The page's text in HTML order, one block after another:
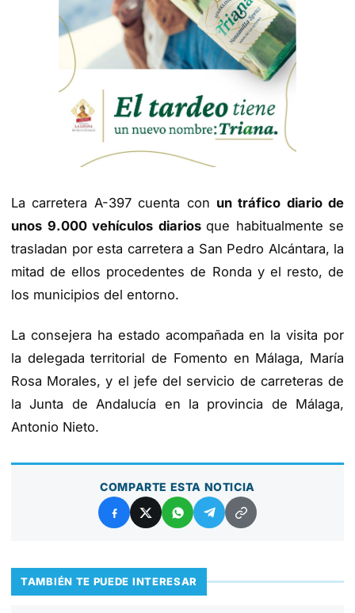
La carretera A-397 cuenta con un tráfico diario de
unos 9.000 vehículos diarios que habitualmente se
trasladan por esta carretera a San Pedro Alcántara, la
mitad de ellos procedentes de Ronda y el resto, de
los municipios del entorno.
La consejera ha estado acompañada en la visita por
la delegada territorial de Fomento en Málaga, María
Rosa Morales, y el jefe del servicio de carreteras de
la Junta de Andalucía en la provincia de Málaga,
Antonio Nieto.
COMPARTE ESTA NOTICIA
TAMBIÉN TE PUEDE INTERESAR